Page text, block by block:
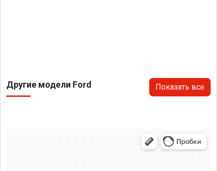
Другие модели Ford Показать все